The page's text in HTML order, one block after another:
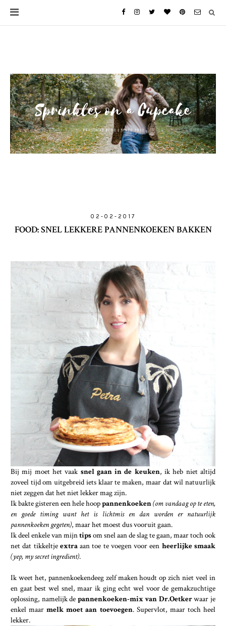
02-02-2017
FOOD: SNEL LEKKERE PANNENKOEKEN BAKKEN
Bij mij moet het vaak snel gaan in de keuken, ik heb niet altijd
zoveel tijd om uitgebreid iets klaar te maken, maar dat wil natuurlijk
niet zeggen dat het niet lekker mag zijn.
Ik bakte gisteren een hele hooppannenkoeken(om vandaag op te eten,
en goede timing want het is lichtmis en dan worden er natuurlijk
pannenkoeken gegeten), maar het moest dus vooruit gaan.
Ik deel enkele van mijntipsom snel aan de slag te gaan, maar toch ook
net dat tikkeltje extraaan toe te voegen voor een heerlijke smaak
(yep, my secret ingredient).
Ik weet het, pannenkoekendeeg zelf maken houdt op zich niet veel in
en gaat best wel snel, maar ik ging echt wel voor de gemakzuchtige
oplossing, namelijk de pannenkoeken-mix van Dr.Oetkerwaar je
enkel maarmelk moet aan toevoegen. Supervlot, maar toch heel
lekker.